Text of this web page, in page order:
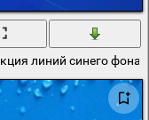
линий синего фона